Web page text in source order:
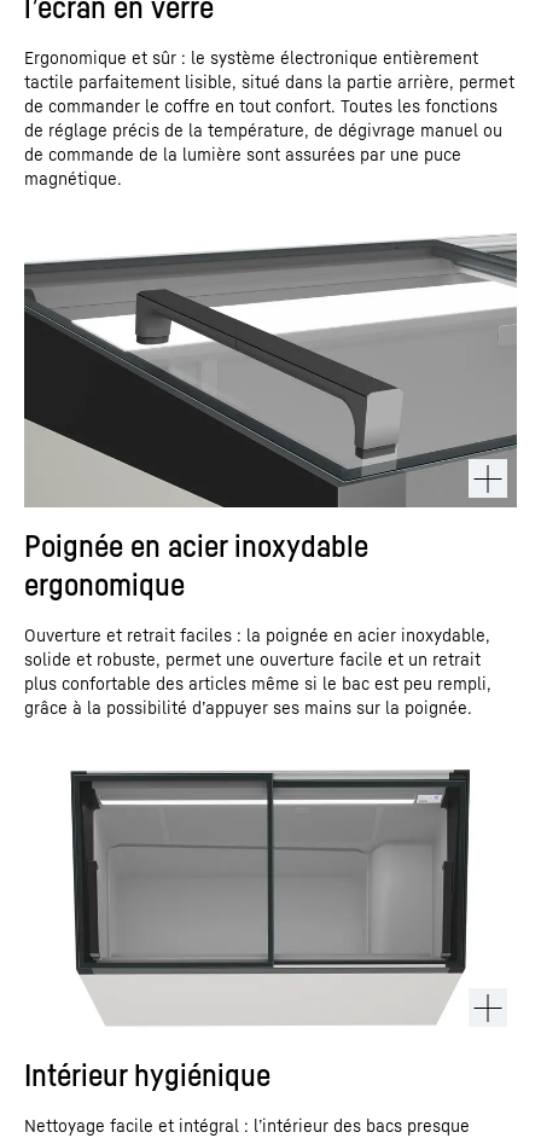
Ergonomique et sûr : le système électronique entièrement
tactile parfaitement lisible, situé dans la partie arrière, permet
de commander le coffre en tout confort. Toutes les fonctions
de réglage précis de la température, de dégivrage manuel ou
de commande de la lumière sont assurées par une puce
magnétique.
Poignée en acier inoxydable
ergonomique
Ouverture et retrait faciles : la poignée en acier inoxydable,
solide et robuste, permet une ouverture facile et un retrait
plus confortable des articles même si le bac est peu rempli,
grâce à la possibilité d’appuyer ses mains sur la poignée.
Intérieur hygiénique
Nettoyage facile et intégral : l’intérieur des bacs presque